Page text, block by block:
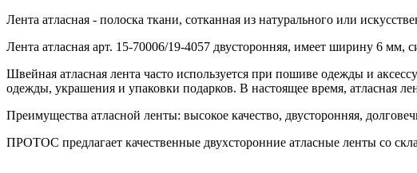
Лента атласная - полоска ткани, сотканная из натурального или
Лента атласная арт. 15-70006/19-4057 двусторонняя, имеет ширину 6 мм,
Швейная атласная лента часто используется при пошиве одежды и
одежды, украшения и упаковки подарков. В настоящее время, атласная
Преимущества атласной ленты: высокое качество, двусторонняя,
ПРОТОС предлагает качественные двухсторонние атласные ленты со